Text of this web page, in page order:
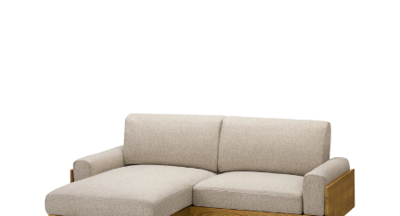
カーテン
ラグ
ファブリック雑貨